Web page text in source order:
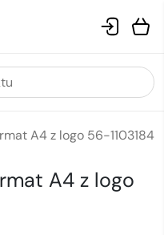
A4 z logo 56-1103184
A4 z logo